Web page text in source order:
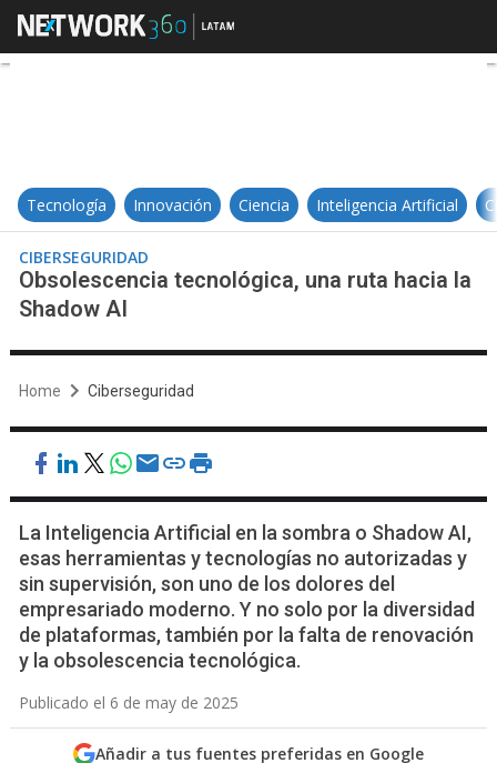
Obsolescencia tecnológica, una
Tecnología Innovación Ciencia Inteligencia Artificial
CIBERSEGURIDAD
Obsolescencia tecnológica, una ruta hacia la
Shadow AI
Home Ciberseguridad
La Inteligencia Artificial en la sombra o Shadow AI,
esas herramientas y tecnologías no autorizadas y
sin supervisión, son uno de los dolores del
empresariado moderno. Y no solo por la diversidad
de plataformas, también por la falta de renovación
y la obsolescencia tecnológica.
Publicado el 6 de may de 2025
Añadir a tus fuentes preferidas en Google